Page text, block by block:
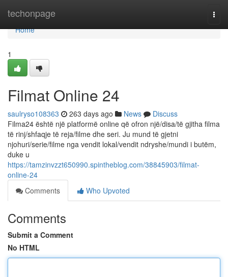
techonpage
Home
Home
1
Filmat Online 24
saulryso108363 263 days ago News
Discuss
Filma24 është një platformë online që ofron një/disa/të gjitha filma
të rinj/shfaqje të reja/filme dhe seri. Ju mund të gjetni
njohuri/serie/filme nga vendit lokal/vendit ndryshe/mundi i butëm,
duke u
https://tamzinvzzt650990.spintheblog.com/38845903/filmat-
online-24
Comments
Who Upvoted
Comments
Submit a Comment
No HTML